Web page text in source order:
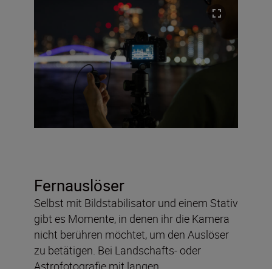
Fernauslöser
Selbst mit Bildstabilisator und einem Stativ
gibt es Momente, in denen ihr die Kamera
nicht berühren möchtet, um den Auslöser
zu betätigen. Bei Landschafts- oder
Astrofotografie mit langen